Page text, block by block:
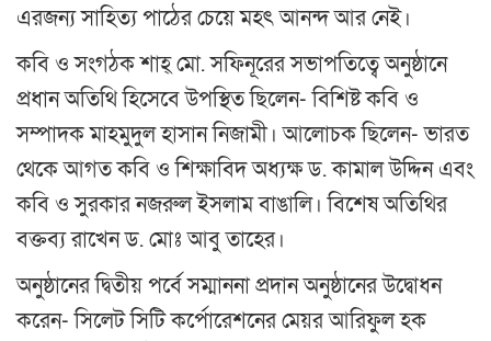
এরজন্য সাহিত্য পাঠের চেয়ে মহৎ আনন্দ আর নেই।
কবি ও সংগঠক শাহ্ মো. সফিনূরের সভাপতিত্বে অনুষ্ঠানে
প্রধান অতিথি হিসেবে উপস্থিত ছিলেন- বিশিষ্ট কবি ও
সম্পাদক মাহমুদুল হাসান নিজামী। আলোচক ছিলেন- ভারত
থেকে আগত কবি ও শিক্ষাবিদ অধ্যক্ষ ড. কামাল উদ্দিন এবং
কবি ও সুরকার নজরুল ইসলাম বাঙালি। বিশেষ অতিথির
বক্তব্য রাখেন ড. মোঃ আবু তাহের।
অনুষ্ঠানের দ্বিতীয় পর্বে সম্মাননা প্রদান অনুষ্ঠানের উদ্বোধন
করেন- সিলেট সিটি কর্পোরেশনের মেয়র আরিফুল হক